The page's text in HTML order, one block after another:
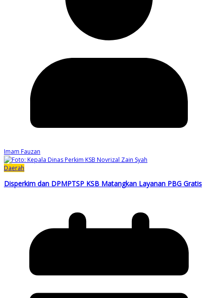
Imam Fauzan
Daerah
Disperkim dan DPMPTSP KSB Matangkan Layanan PBG Gratis